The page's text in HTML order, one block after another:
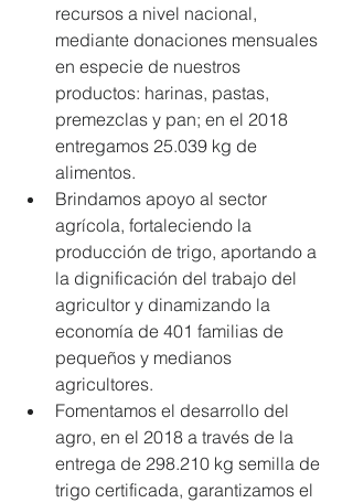
recursos a nivel nacional,
mediante donaciones mensuales
en especie de nuestros
productos: harinas, pastas,
premezclas y pan; en el 2018
entregamos 25.039 kg de
alimentos.
Brindamos apoyo al sector
agrícola, fortaleciendo la
producción de trigo, aportando a
la dignificación del trabajo del
agricultor y dinamizando la
economía de 401 familias de
pequeños y medianos
agricultores.
Fomentamos el desarrollo del
agro, en el 2018 a través de la
entrega de 298.210 kg semilla de
trigo certificada, garantizamos el